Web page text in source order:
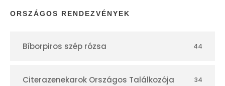
p
ORSZÁGOS RENDEZVÉNYEK
Bíborpiros szép rózsa 44
Citerazenekarok Országos Találkozója 34